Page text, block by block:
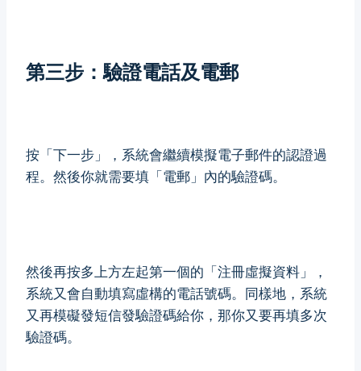
第三步：驗證電話及電郵
按「下一步」，系統會繼續模擬電子郵件的認證過
程。然後你就需要填「電郵」內的驗證碼。
然後再按多上方左起第一個的「注冊虛擬資料」，
系統又會自動填寫虛構的電話號碼。同樣地，系統
又再模礙發短信發驗證碼給你，那你又要再填多次
驗證碼。